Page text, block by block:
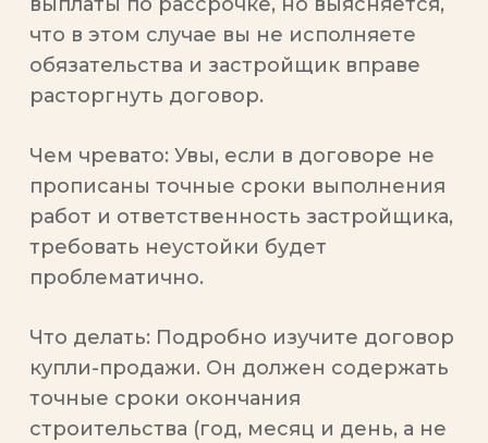
что в этом случае вы не исполняете
обязательства и застройщик вправе
расторгнуть договор.
Чем чревато: Увы, если в договоре не
прописаны точные сроки выполнения
работ и ответственность застройщика,
требовать неустойки будет
проблематично.
Что делать: Подробно изучите договор
купли-продажи. Он должен содержать
точные сроки окончания
строительства (год, месяц и день, а не